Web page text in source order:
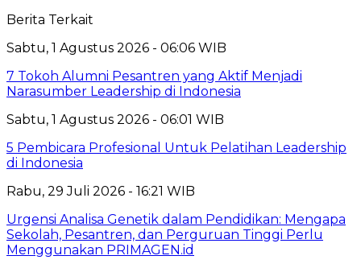
Berita Terkait
Sabtu, 1 Agustus 2026 - 06:06 WIB
7 Tokoh Alumni Pesantren yang Aktif Menjadi
Narasumber Leadership di Indonesia
Sabtu, 1 Agustus 2026 - 06:01 WIB
5 Pembicara Profesional Untuk Pelatihan Leadership
di Indonesia
Rabu, 29 Juli 2026 - 16:21 WIB
Urgensi Analisa Genetik dalam Pendidikan: Mengapa
Sekolah, Pesantren, dan Perguruan Tinggi Perlu
Menggunakan PRIMAGEN.id